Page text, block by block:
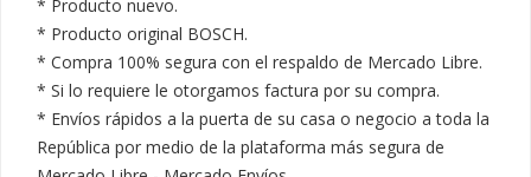
* Producto nuevo.
* Producto original BOSCH.
* Compra 100% segura con el respaldo de Mercado Libre.
* Si lo requiere le otorgamos factura por su compra.
* Envíos rápidos a la puerta de su casa o negocio a toda la
República por medio de la plataforma más segura de